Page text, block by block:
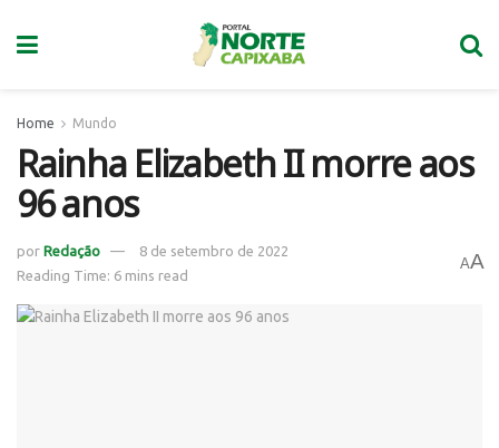
Home Mundo
Rainha Elizabeth II morre aos
96 anos
por Redação
8 de setembro de 2022
Reading Time: 6 mins read
AA